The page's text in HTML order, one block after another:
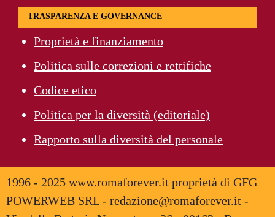
TRASPARENZA E GOVERNANCE
Proprietà e finanziamento
Politica sulle correzioni e rettifiche
Codice etico
Politica per la diversità (editoriale)
Rapporto sulla diversità del personale
1996 - 2025 www.romaforever.it proprietà di GFG
POWERWEB SRL - redazione@romaforever.it -